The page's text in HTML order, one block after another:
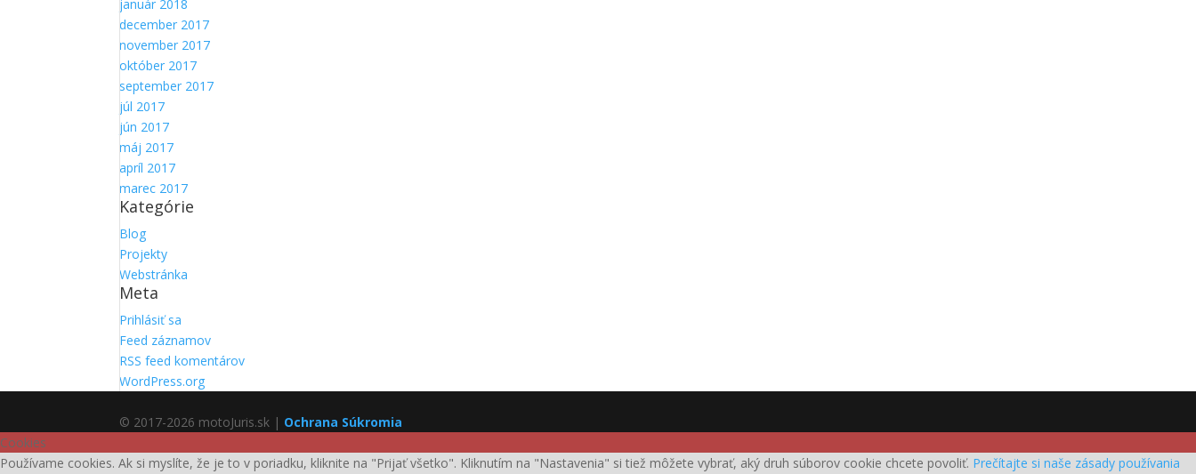
január 2018
december 2017
november 2017
október 2017
september 2017
júl 2017
jún 2017
máj 2017
apríl 2017
marec 2017
Kategórie
Blog
Projekty
Webstránka
Meta
Prihlásiť sa
Feed záznamov
RSS feed komentárov
WordPress.org
© 2017-2026 motoJuris.sk | Ochrana Súkromia
Cookies
Používame cookies. Ak si myslíte, že je to v poriadku, kliknite na "Prijať všetko". Kliknutím na "Nastavenia" si tiež môžete vybrať, aký druh súborov cookie chcete povoliť. Prečítajte si naše zásady používania